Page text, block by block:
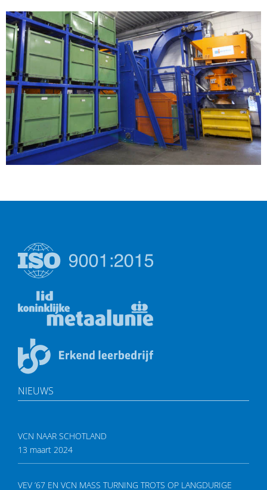
NIEUWS
VCN NAAR SCHOTLAND
13 maart 2024
VEV ’67 EN VCN MASS TURNING TROTS OP LANGDURIGE